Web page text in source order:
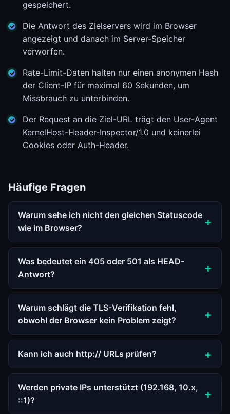
gespeichert.
Die Antwort des Zielservers wird im Browser
angezeigt und danach im Server-Speicher
verworfen.
Rate-Limit-Daten halten nur einen anonymen Hash
der Client-IP für maximal 60 Sekunden, um
Missbrauch zu unterbinden.
Der Request an die Ziel-URL trägt den User-Agent
KernelHost-Header-Inspector/1.0 und keinerlei
Cookies oder Auth-Header.
Häufige Fragen
Warum sehe ich nicht den gleichen Statuscode
wie im Browser?
Was bedeutet ein 405 oder 501 als HEAD-
Antwort?
Warum schlägt die TLS-Verifikation fehl,
obwohl der Browser kein Problem zeigt?
Kann ich auch http:// URLs prüfen?
Werden private IPs unterstützt (192.168, 10.x,
::1)?